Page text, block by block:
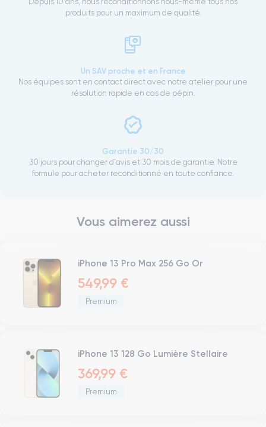
produits pour un maximum de qualité.
Un SAV proche et en France
Nos équipes sont en contact direct avec notre atelier pour une
résolution rapide en cas de pépin.
Garantie 30/30
30 jours pour changer d'avis et 30 mois de garantie. Notre
formule pour acheter reconditionné en toute confiance.
Vous aimerez aussi
iPhone 13 Pro Max 256 Go Or
549,99 €
Premium
iPhone 13 128 Go Lumière Stellaire
369,99 €
Premium